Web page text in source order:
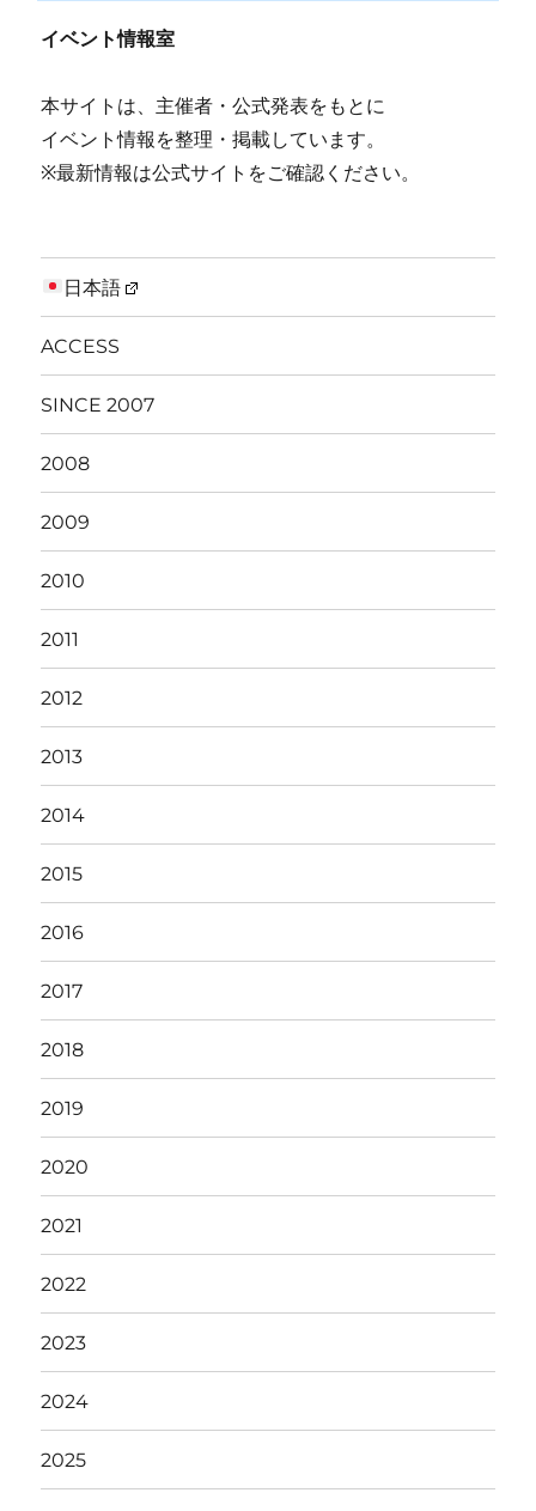
イベント情報室
本サイトは、主催者・公式発表をもとに
イベント情報を整理・掲載しています。
※最新情報は公式サイトをご確認ください。
日本語
ACCESS
SINCE 2007
2008
2009
2010
2011
2012
2013
2014
2015
2016
2017
2018
2019
2020
2021
2022
2023
2024
2025